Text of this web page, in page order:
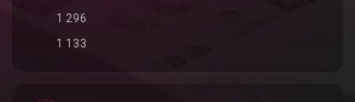
1 296
1 133